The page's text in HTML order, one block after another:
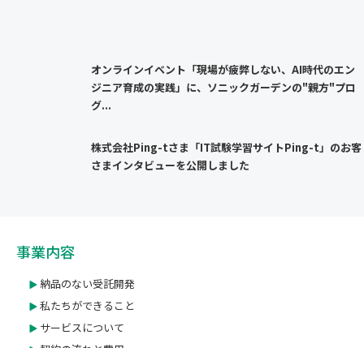
オンラインイベント「現場が疲弊しない、AI時代のエン
ジニア育成の実践」に、ソニックガーデンの"親方"プロ
グ...
株式会社Ping-tさま「IT試験学習サイトPing-t」のお客
さまインタビューを公開しました
事業内容
納品のない受託開発
私たちができること
サービスについて